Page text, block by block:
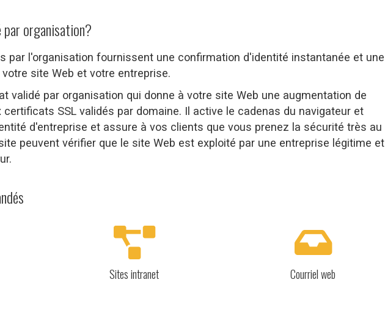
par organisation?
par l'organisation fournissent une confirmation d'identité instantanée et une
site Web et votre entreprise.
validé par organisation qui donne à votre site Web une augmentation de
SSL validés par domaine. Il active le cadenas du navigateur et
d'entreprise et assure à vos clients que vous prenez la sécurité très au
peuvent vérifier que le site Web est exploité par une entreprise légitime et
Sites intranet Courriel web